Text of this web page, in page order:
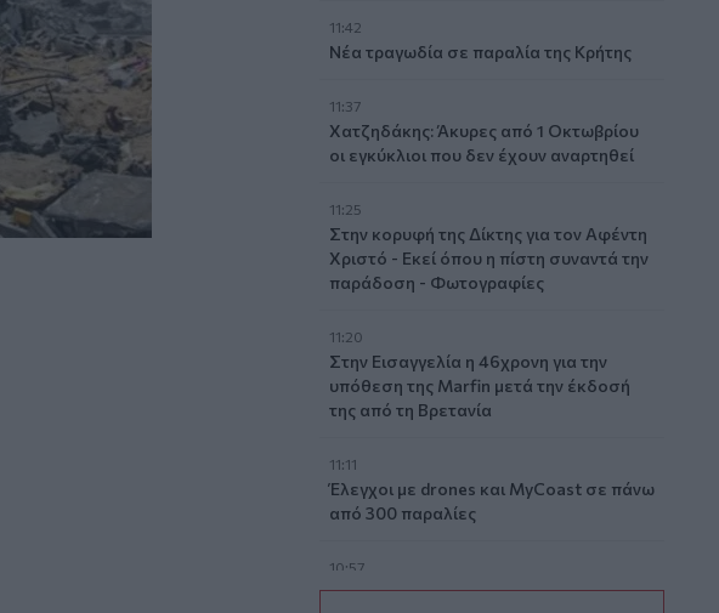
11:42
Νέα τραγωδία σε παραλία της Κρήτης
11:37
Χατζηδάκης: Άκυρες από 1 Οκτωβρίου
οι εγκύκλιοι που δεν έχουν αναρτηθεί
11:25
Στην κορυφή της Δίκτης για τον Αφέντη
Χριστό - Εκεί όπου η πίστη συναντά την
παράδοση - Φωτογραφίες
11:20
Στην Εισαγγελία η 46χρονη για την
υπόθεση της Marfin μετά την έκδοσή
της από τη Βρετανία
11:11
Έλεγχοι με drones και MyCoast σε πάνω
από 300 παραλίες
10:57
Σέρρες: Μητέρα και γιος οι νεκροί από